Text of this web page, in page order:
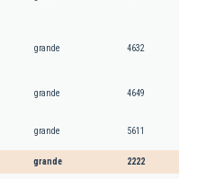
grande 4632
grande 4649
grande 5611
grande 2222